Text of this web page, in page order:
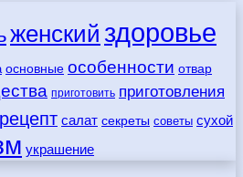
женский здоровье
основные особенности отвар
приготовить приготовления
рецепт салат секреты советы сухой
украшение